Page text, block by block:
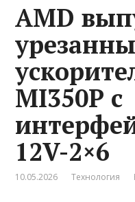
AMD
MI350P с
12V-2×6
10.05.2026 Технология